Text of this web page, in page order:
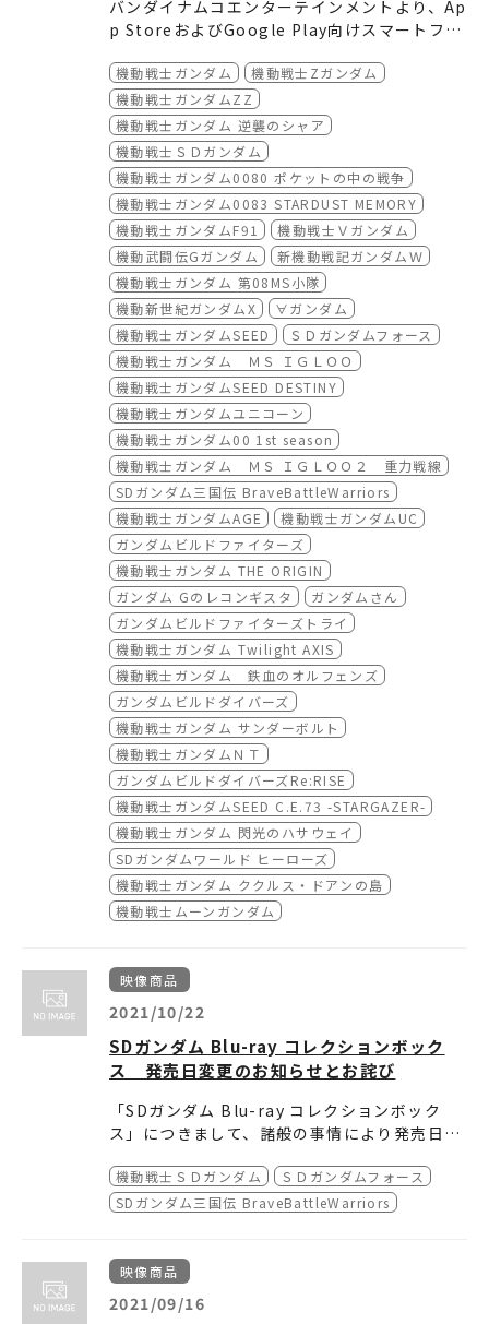
超魔神英雄伝ワタル (1997-1998)
魔神英雄伝ワタル 七魂の龍神丸 (2020)
バンダイナムコエンターテインメントより、Ap
p StoreおよびGoogle Play向けスマートフォ
が、本日3月22日（火）より配信スタートしま
した。
ベントなどのガンダムニュースを全て集約され
ています。また、各公式ガンダム動画がこのア
プリ1つで視聴可能なほか、アニメシリーズの
登場人物やMSなどのデータが閲覧可能な公式
データベースも搭載されています。使えば使う
ほど、あなた好みに最適化された情報が表示さ
れるようになるとともに、気になるニュースは
リマインダー機能で忘れないようにプッシュ通
知設定ができるなど、便利な要素が盛りだくさ
んです。
さらに、コメント機能で記事への意見や感想を
共有しあったり、GPSチェックイン機能でゲッ
トした「おみやげ」アイテムを交換し合って、
フレンドと交流することも可能です。
ガンダムファンに無くてはならないスマホアプ
リ「ガンダムナビアプリ」をダウンロードし
て、あなたのガンダムライフをさらに充実させ
よう！
機動戦士ガンダム
機動戦士Zガンダム
機動戦士ガンダムZZ
機動戦士ガンダム 逆襲のシャア
機動戦士ＳＤガンダム
機動戦士ガンダム0080 ポケットの中の戦争
機動戦士ガンダム0083 STARDUST MEMORY
機動戦士ガンダムF91
機動戦士Ｖガンダム
機動武闘伝Gガンダム
新機動戦記ガンダムＷ
機動戦士ガンダム 第08MS小隊
機動新世紀ガンダムX
∀ガンダム
機動戦士ガンダムSEED
ＳＤガンダムフォース
機動戦士ガンダム ＭＳ ＩＧＬＯＯ
機動戦士ガンダムSEED DESTINY
機動戦士ガンダムユニコーン
機動戦士ガンダム00 1st season
機動戦士ガンダム ＭＳ ＩＧＬＯＯ２ 重力戦線
SDガンダム三国伝 BraveBattleWarriors
機動戦士ガンダムAGE
機動戦士ガンダムUC
ガンダムビルドファイターズ
機動戦士ガンダム THE ORIGIN
ガンダム Gのレコンギスタ
ガンダムさん
ガンダムビルドファイターズトライ
機動戦士ガンダム Twilight AXIS
機動戦士ガンダム 鉄血のオルフェンズ
ガンダムビルドダイバーズ
機動戦士ガンダム サンダーボルト
機動戦士ガンダムＮＴ
ガンダムビルドダイバーズRe:RISE
機動戦士ガンダムSEED C.E.73 -STARGAZER-
機動戦士ガンダム 閃光のハサウェイ
SDガンダムワールド ヒーローズ
機動戦士ガンダム ククルス・ドアンの島
機動戦士ムーンガンダム
映像商品
2021/10/22
SDガンダム Blu-ray コレクションボック
ス 発売日変更のお知らせとお詫び
「SDガンダム Blu-ray コレクションボック
ス」につきまして、諸般の事情により発売日を
なりました。
待ちいただいているお客様には心よりお詫び申
し上げます。
何卒ご理解いただけますようよろしくお願い申
機動戦士ＳＤガンダム
ＳＤガンダムフォース
SDガンダム三国伝 BraveBattleWarriors
映像商品
2021/09/16